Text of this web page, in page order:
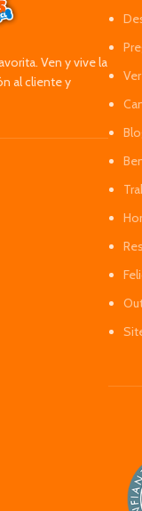
Ven y vive la
al cliente y